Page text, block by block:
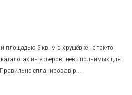
площадью 5 кв. м в хрущёвке не так-то
интерьеров, невыполнимых для
спланировав р...